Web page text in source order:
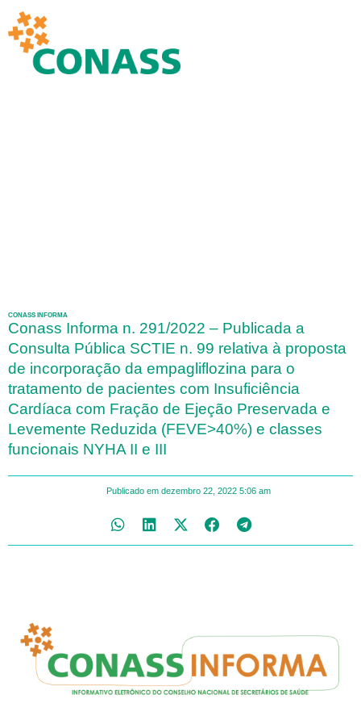
CONASS INFORMA
Conass Informa n. 291/2022 – Publicada a
Consulta Pública SCTIE n. 99 relativa à proposta
de incorporação da empagliflozina para o
tratamento de pacientes com Insuficiência
Cardíaca com Fração de Ejeção Preservada e
Levemente Reduzida (FEVE>40%) e classes
funcionais NYHA II e III
Publicado em dezembro 22, 2022 5:06 am